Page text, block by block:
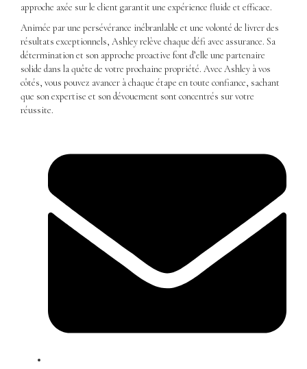
approche axée sur le client garantit une expérience fluide et efficace.
Animée par une persévérance inébranlable et une volonté de livrer des
résultats exceptionnels, Ashley relève chaque défi avec assurance. Sa
détermination et son approche proactive font d’elle une partenaire
solide dans la quête de votre prochaine propriété. Avec Ashley à vos
côtés, vous pouvez avancer à chaque étape en toute confiance, sachant
que son expertise et son dévouement sont concentrés sur votre
réussite.